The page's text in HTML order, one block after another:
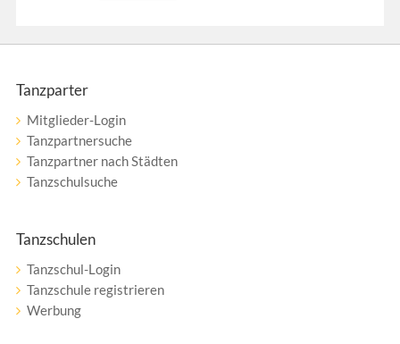
Tanzparter
Mitglieder-Login
Tanzpartnersuche
Tanzpartner nach Städten
Tanzschulsuche
Tanzschulen
Tanzschul-Login
Tanzschule registrieren
Werbung